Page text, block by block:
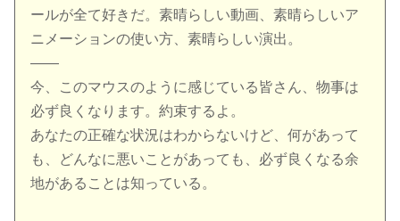
ールが全て好きだ。素晴らしい動画、素晴らしいア
ニメーションの使い方、素晴らしい演出。
——
今、このマウスのように感じている皆さん、物事は
必ず良くなります。約束するよ。
あなたの正確な状況はわからないけど、何があって
も、どんなに悪いことがあっても、必ず良くなる余
地があることは知っている。